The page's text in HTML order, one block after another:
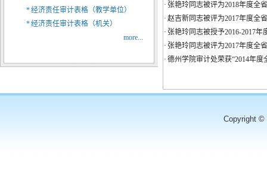
*经济责任审计表格（教学单位）
*经济责任审计表格（机关）
more...
· 张艳玲同志被评为2018年度全
· 赵吉新同志被评为2017年度全
· 张艳玲同志被授予2016-2017
· 张艳玲同志被评为2017年度全
· 德州学院审计处荣获“2014年
Copyright ©